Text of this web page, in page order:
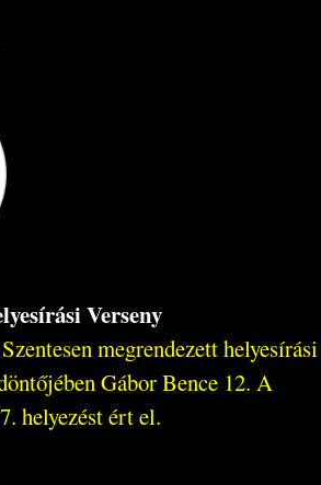
Verseny
megrendezett helyesírási
Gábor Bence 12. A
helyezést ért el.